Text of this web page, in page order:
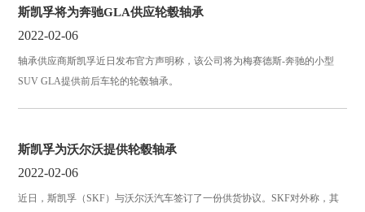
斯凯孚将为奔驰GLA供应轮毂轴承
2022-02-06
轴承供应商斯凯孚近日发布官方声明称，该公司将为梅赛德斯-奔驰的小型
SUV GLA提供前后车轮的轮毂轴承。
斯凯孚为沃尔沃提供轮毂轴承
2022-02-06
近日，斯凯孚（SKF）与沃尔沃汽车签订了一份供货协议。SKF对外称，其